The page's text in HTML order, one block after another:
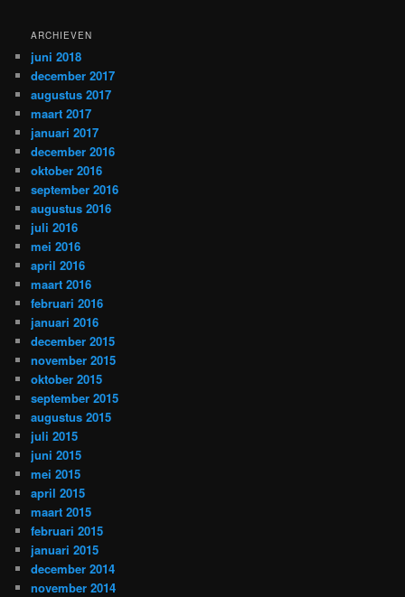
ARCHIEVEN
juni 2018
december 2017
augustus 2017
maart 2017
januari 2017
december 2016
oktober 2016
september 2016
augustus 2016
juli 2016
mei 2016
april 2016
maart 2016
februari 2016
januari 2016
december 2015
november 2015
oktober 2015
september 2015
augustus 2015
juli 2015
juni 2015
mei 2015
april 2015
maart 2015
februari 2015
januari 2015
december 2014
november 2014